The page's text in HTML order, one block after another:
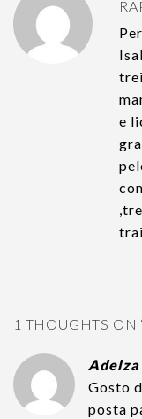
e
1 THOUGHTS ON
Gosto
posta